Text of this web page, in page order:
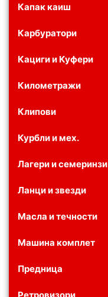
Капак каиш
Карбуратори
Кациги и Куфери
Километражи
Клипови
Курбли и мех.
Лагери и семеринзи
Ланци и звезди
Масла и течности
Машина комплет
Предница
Ретровизори